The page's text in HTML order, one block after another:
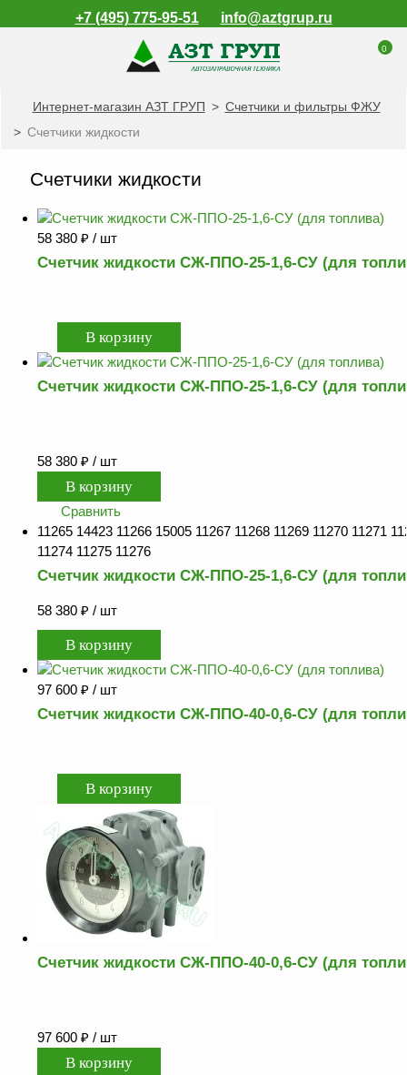
+7 (495) 775-95-51 info@aztgrup.ru
0
КАТАЛОГ ПРОДУКЦИИ
Топливораздаточные
Газораздаточные
колонки
Зарядные станции
для электромобилей
Запасные части к
ТРК и ГРК
Электронное
Пульты управления,
контроллеры
Устройства громкой
связи и оповещения
Краны раздаточные,
з/ч и
Резервуарное
оборудование
Запорная арматура
Насосы и насосные
налива
Счетчики и фильтры
Метрологическое
оборудование
Рукава, шланги и
техпластина МБС
Соединительная
заземления
автоцистерн и
комплектующие
Интернет-магазин АЗТ ГРУП > Счетчики и фильтры ФЖУ
> Счетчики жидкости
Счетчики жидкости
58 380 ₽ / шт
Счетчик жидкости СЖ-ППО-25-1,6-СУ (для
Счетчик жидкости СЖ-ППО-25-1,6-СУ (для
58 380 ₽ / шт
Сравнить
11265 14423 11266 15005 11267 11268 11269 11270 11271
11274 11275 11276
Счетчик жидкости СЖ-ППО-25-1,6-СУ (для
58 380 ₽ / шт
97 600 ₽ / шт
Счетчик жидкости СЖ-ППО-40-0,6-СУ (для
Счетчик жидкости СЖ-ППО-40-0,6-СУ (для
97 600 ₽ / шт